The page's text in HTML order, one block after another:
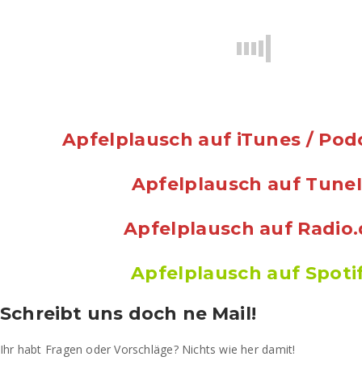
Apfelplausch auf iTunes /
Apfelplausch auf
Apfelplausch auf
Apfelplausch auf
Schreibt uns doch ne Mail!
Ihr habt Fragen oder Vorschläge? Nichts wie her damit!